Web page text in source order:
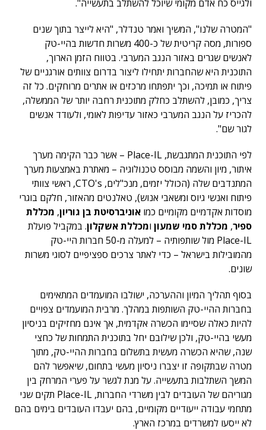
ולגייס כח אדם מקומי שיוכל להשתלב בתעשייה".
"המטרה שלנו", המשיך ואמר טנדלר, "היא לייצר בתוך שנים
ספורות, מסה קריטית של כ-400 משרות חדשות בהיי-טק
לאנשים שגרים באזור הנגב המערבי. בטווח הזמן הארוך,
התוכנית היא שהחברות יתחילו ליצור בדרום צוותים אורגניים של
פיתוח או תמיכה, וכך יתפתחו מרכזים או אתרים מרוחקים. כל זה
צריך, כמובן, להשתלב כחלק מתוכנית רחבה יותר של הממשלה,
להכריז על הנגב המערבי כאזור עדיפות לאומי, ולעודד אנשים
לגור שם".
לפי התוכנית המתגבשת, Place-IL – אשר כבר הקימה מערך
איתור, מיון והשמה מבוסס טכנולוגיה – מאתרת באמצעות מערך
המתנדבים שלה (הכולל יזמים, מנכ"לים, CTO's, ראשי צוותי
פיתוח ואנשי גיוס ומשאבי אנוש), טאלנטים מהאזור, חלקם בוגרי
מוסדות אקדמיים מקומיים כמו אוניברסיטת בן גוריון, מכללת
ספיר, מכללת סמי שמעון ומכללת אשקלון. במקביל פועלת
Place-IL מול שותפותיה – למעלה מ-50 חברות היי-טק
מהמובילות בישראל – כדי לאתר צרכים ספציפיים לסוגי משרות
שונים.
בסוף תהליך המיון וההערכה, ישולבו המועמדים המתאימים
בחברות ההיי-טק השותפות במהלך. מרבית המועמדים צפויים
להיות כאלה שסיימו הכשרה אקדמית, אך אינם מחזיקים בניסיון
מעשי בהיי-טק, ולכן שילובם יחל בתוכנית התמחות של כחצי
שנה, שהיא הכשרה מעשית בתשלום בחברות ההיי-טק, מתוך
מטרה שבתקופה זו יצברו ניסיון מעשי בתחום, שיאפשר להם
המשך השתלבות בתעשייה. על מנת לגשר על פערי המרחק בין
מגוריהם של העובדים לבין משרדי החברות, Place-IL תקים שני
מתחמי עבודה ייעודיים מקומיים, בהם יעבדו העובדים בימים בהם
לא ייסעו למשרדים במרכז הארץ.